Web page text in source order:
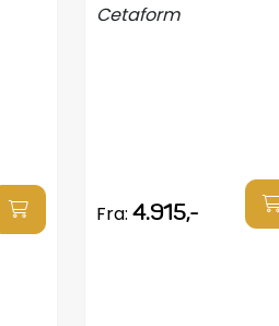
Cetaform
Fra: 4.915,-